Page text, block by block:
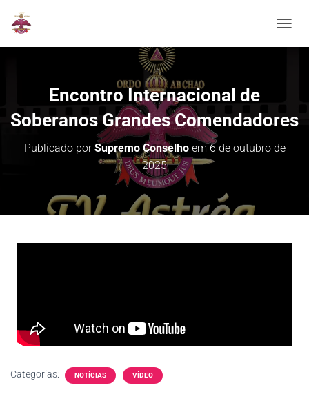
Encontro Internacional de
Soberanos Grandes Comendadores
Publicado porSupremo Conselhoem6 de outubro de
2025
Categorias: NOTÍCIAS VÍDEO